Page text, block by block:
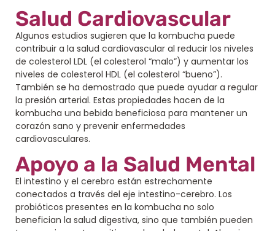
Salud Cardiovascular
Algunos estudios sugieren que la kombucha puede
contribuir a la salud cardiovascular al reducir los niveles
de colesterol LDL (el colesterol “malo”) y aumentar los
niveles de colesterol HDL (el colesterol “bueno”).
También se ha demostrado que puede ayudar a regular
la presión arterial. Estas propiedades hacen de la
kombucha una bebida beneficiosa para mantener un
corazón sano y prevenir enfermedades
cardiovasculares.
Apoyo a la Salud Mental
El intestino y el cerebro están estrechamente
conectados a través del eje intestino-cerebro. Los
probióticos presentes en la kombucha no solo
benefician la salud digestiva, sino que también pueden